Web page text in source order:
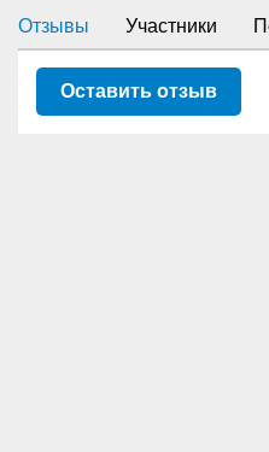
Отзывы Участники
Оставить отзыв